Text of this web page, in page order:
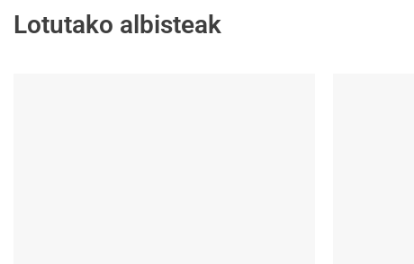
Lotutako albisteak